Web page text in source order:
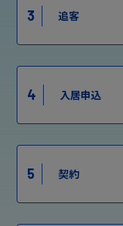
3 追客
4 入居申込
5 契約